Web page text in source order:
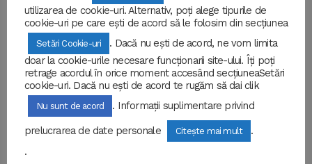
O nouă poveste, o nouă
oportunitate de a ajuta.
13/02/2021 BYLIONSKINDNESS
O nouă poveste, o nouă oportunitate de a ajuta.
Întâmplător, una dintre colegele noastre a aflat de la
Părintele Sorin…
utilizarea de cookie-uri. Alternativ, poți alege tipurile de
cookie-uri pe care ești de acord să le folosim din secțiunea
Setări Cookie-uri
. Dacă nu ești de acord, ne vom limita
doar la cookie-urile necesare funcționarii site-ului. Îți poți
retrage acordul în orice moment accesând secțiuneaSetări
cookie-uri. Dacă nu ești de acord te rugăm să dai clik
Nu sunt de acord
. Informații suplimentare privind
prelucrarea de date personale
Citește mai mult
.
.